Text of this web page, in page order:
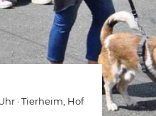
·Tierheim , Hof